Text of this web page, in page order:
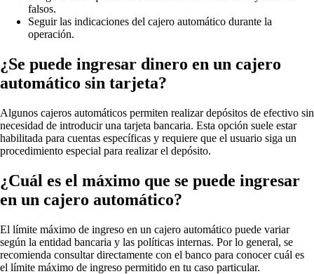
falsos.
Seguir las indicaciones del cajero automático durante la
operación.
¿Se puede ingresar dinero en un cajero
automático sin tarjeta?
Algunos cajeros automáticos permiten realizar depósitos de efectivo sin
necesidad de introducir una tarjeta bancaria. Esta opción suele estar
habilitada para cuentas específicas y requiere que el usuario siga un
procedimiento especial para realizar el depósito.
¿Cuál es el máximo que se puede ingresar
en un cajero automático?
El límite máximo de ingreso en un cajero automático puede variar
según la entidad bancaria y las políticas internas. Por lo general, se
recomienda consultar directamente con el banco para conocer cuál es
el límite máximo de ingreso permitido en tu caso particular.